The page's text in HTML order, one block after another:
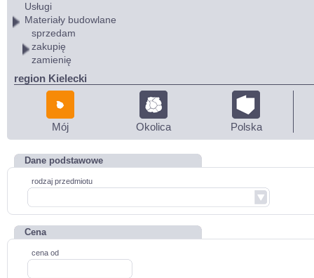
Usługi
Materiały budowlane
sprzedam
zakupię
zamienię
region Kielecki
Mój Okolica Polska
Dane podstawowe
rodzaj przedmiotu
Cena
cena od